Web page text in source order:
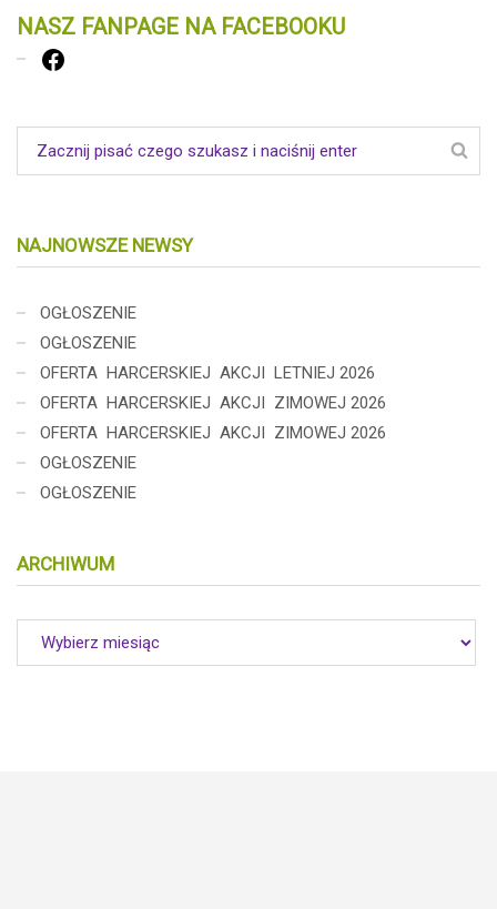
NASZ FANPAGE NA FACEBOOKU
NAJNOWSZE NEWSY
OGŁOSZENIE
OGŁOSZENIE
OFERTA HARCERSKIEJ AKCJI LETNIEJ 2026
OFERTA HARCERSKIEJ AKCJI ZIMOWEJ 2026
OFERTA HARCERSKIEJ AKCJI ZIMOWEJ 2026
OGŁOSZENIE
OGŁOSZENIE
ARCHIWUM